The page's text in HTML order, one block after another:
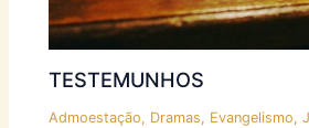
TESTEMUNHOS
Admoestação, Dramas, Evangelismo,